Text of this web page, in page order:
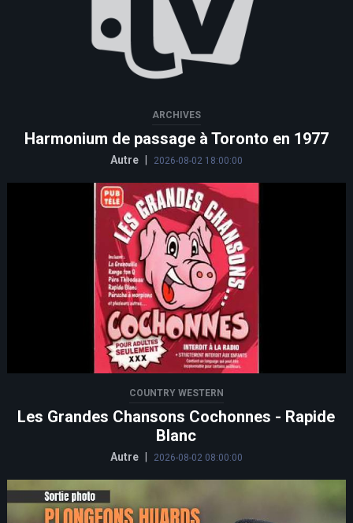
ARCHIVES
Harmonium de passage à Toronto en 1977
Autre 2026-08-02 18:00:00
COUNTRY WESTERN
Les Grandes Chansons Cochonnes - Rapide
Blanc
Autre 2026-08-02 08:00:00